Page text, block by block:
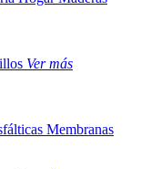
Ver más
Membranas